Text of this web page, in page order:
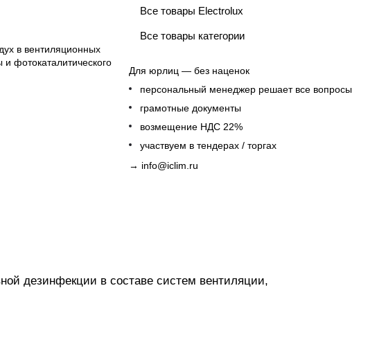
в вентиляционных
фотокаталитического
Все товары Electrolux
Все товары категории
Для юрлиц — без наценок
персональный менеджер решает все вопросы
грамотные документы
возмещение НДС 22%
участвуем в тендерах / торгах
→ info@iclim.ru
дезинфекции в составе систем вентиляции,